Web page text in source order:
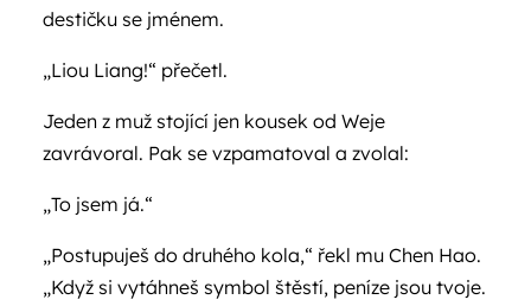
destičku se jménem.
„Liou Liang!“ přečetl.
Jeden z muž stojící jen kousek od Weje
zavrávoral. Pak se vzpamatoval a zvolal:
„To jsem já.“
„Postupuješ do druhého kola,“ řekl mu Chen Hao.
„Když si vytáhneš symbol štěstí, peníze jsou tvoje.